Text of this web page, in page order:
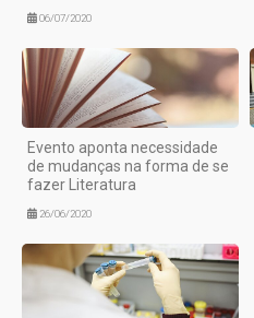
06/07/2020
Evento aponta necessidade
de mudanças na forma de se
fazer Literatura
26/06/2020